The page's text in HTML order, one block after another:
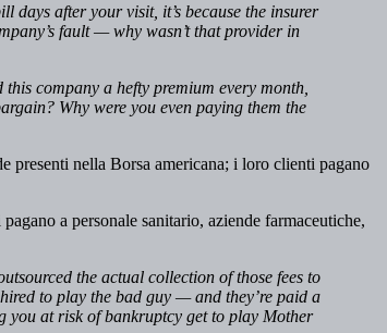
days after your visit, it’s because the insurer
fault — why wasn’t that provider in
company a hefty premium every month,
Why were you even paying them the
presenti nella Borsa americana; i loro clienti pagano
a personale sanitario, aziende farmaceutiche,
the actual collection of those fees to
to play the bad guy — and they’re paid a
you at risk of bankruptcy get to play Mother